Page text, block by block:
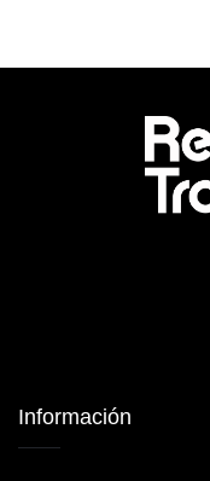
Información